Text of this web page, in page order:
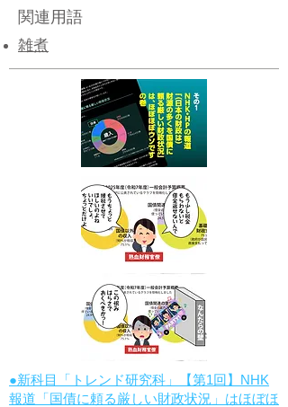
関連用語
雑煮
●新科目「トレンド研究科」【第1回】NHK
報道「国債に頼る厳しい財政状況」はほぼほ